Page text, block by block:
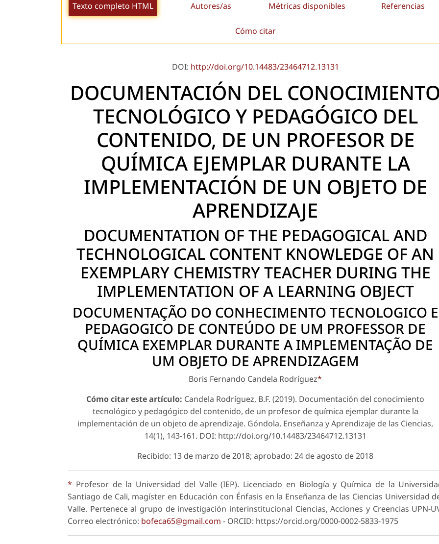
Texto completo HTML Autores/as Métricas disponibles Referencias
Cómo citar
DOI: http://doi.org/10.14483/23464712.13131
DOCUMENTACIÓN DEL
TECNOLÓGICO Y PEDAGÓGICO DEL
CONTENIDO, DE UN PROFESOR DE
QUÍMICA EJEMPLAR DURANTE LA
IMPLEMENTACIÓN DE UN OBJETO DE
APRENDIZAJE
DOCUMENTATION OF THE PEDAGOGICAL AND
TECHNOLOGICAL CONTENT KNOWLEDGE OF AN
EXEMPLARY CHEMISTRY TEACHER DURING THE
IMPLEMENTATION OF A LEARNING OBJECT
DOCUMENTAÇÃO DO CONHECIMENTO TECNOLOGICO E
PEDAGOGICO DE CONTEÚDO DE UM PROFESSOR DE
QUÍMICA EXEMPLAR DURANTE A IMPLEMENTAÇÃO DE
UM OBJETO DE APRENDIZAGEM
Boris Fernando Candela Rodríguez*
Cómo citar este artículo: Candela Rodríguez, B.F. (2019). Documentación del conocimiento
tecnológico y pedagógico del contenido, de un profesor de química ejemplar durante la
implementación de un objeto de aprendizaje. Góndola, Enseñanza y Aprendizaje de las Ciencias,
14(1), 143-161. DOI: http://doi.org/10.14483/23464712.13131
Recibido: 13 de marzo de 2018; aprobado: 24 de agosto de 2018
* Profesor de la Universidad del Valle (IEP). Licenciado en Biología y Química de la
Santiago de Cali, magíster en Educación con Énfasis en la Enseñanza de las Ciencias Universidad
Valle. Pertenece al grupo de investigación interinstitucional Ciencias, Acciones y Creencias UPN-
Correo electrónico: bofeca65@gmail.com - ORCID: https://orcid.org/0000-0002-5833-1975